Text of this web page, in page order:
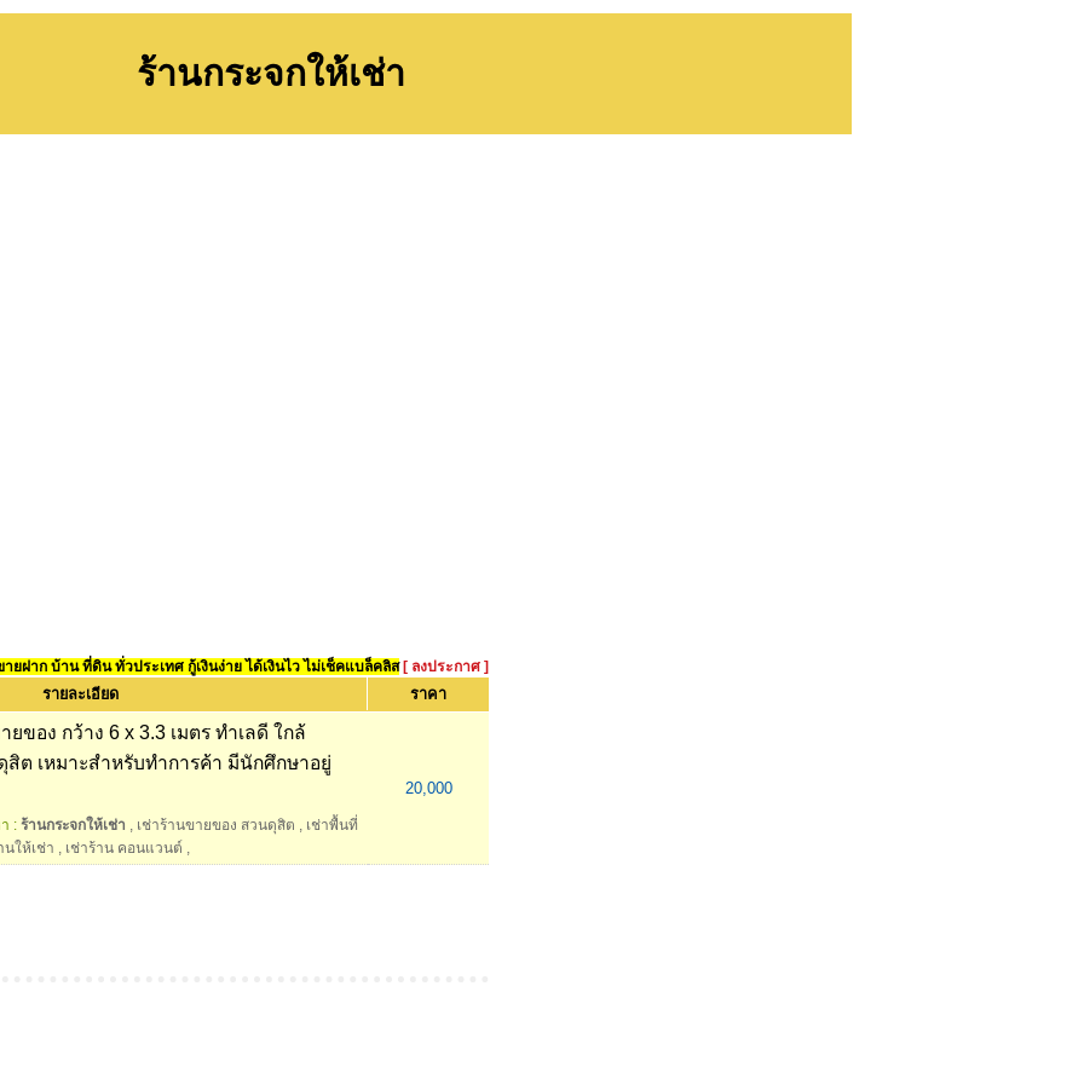
ร้านกระจกให้เช่า
ยฝาก บ้าน ที่ดิน ทั่วประเทศ กู้เงินง่าย ได้เงินไว ไม่เช็คแบล็คลิส [ ลงประกาศ ]
รายละเอียด ราคา
ของ กว้าง 6 x 3.3 เมตร ทำเลดี ใกล้
ต เหมาะสำหรับทำการค้า มีนักศึกษาอยู่
: ร้านกระจกให้เช่า , เช่าร้านขายของ สวนดุสิต , เช่าพื้นที่
ให้เช่า , เช่าร้าน คอนแวนต์ ,
20,000